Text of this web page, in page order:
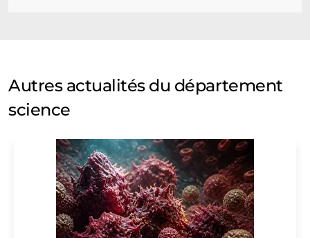
Autres actualités du département
science